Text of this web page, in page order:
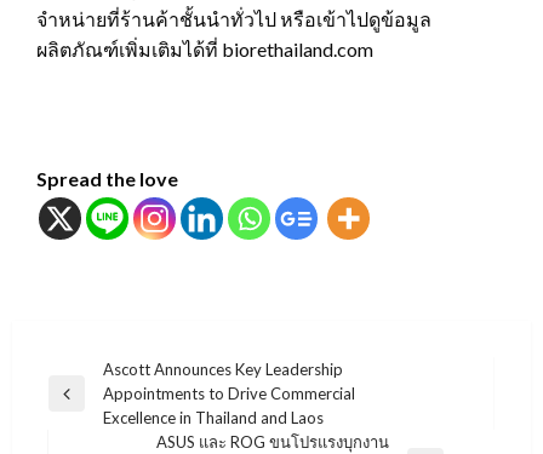
จำหน่ายที่ร้านค้าชั้นนำทั่วไป หรือเข้าไปดูข้อมูล
ผลิตภัณฑ์เพิ่มเติมได้ที่ biorethailand.com
Spread the love
แนะแนว
เรื่อง
Previous
Ascott Announces Key Leadership
Appointments to Drive Commercial
Excellence in Thailand and Laos
ASUS และ ROG ขนโปรแรงบุกงาน